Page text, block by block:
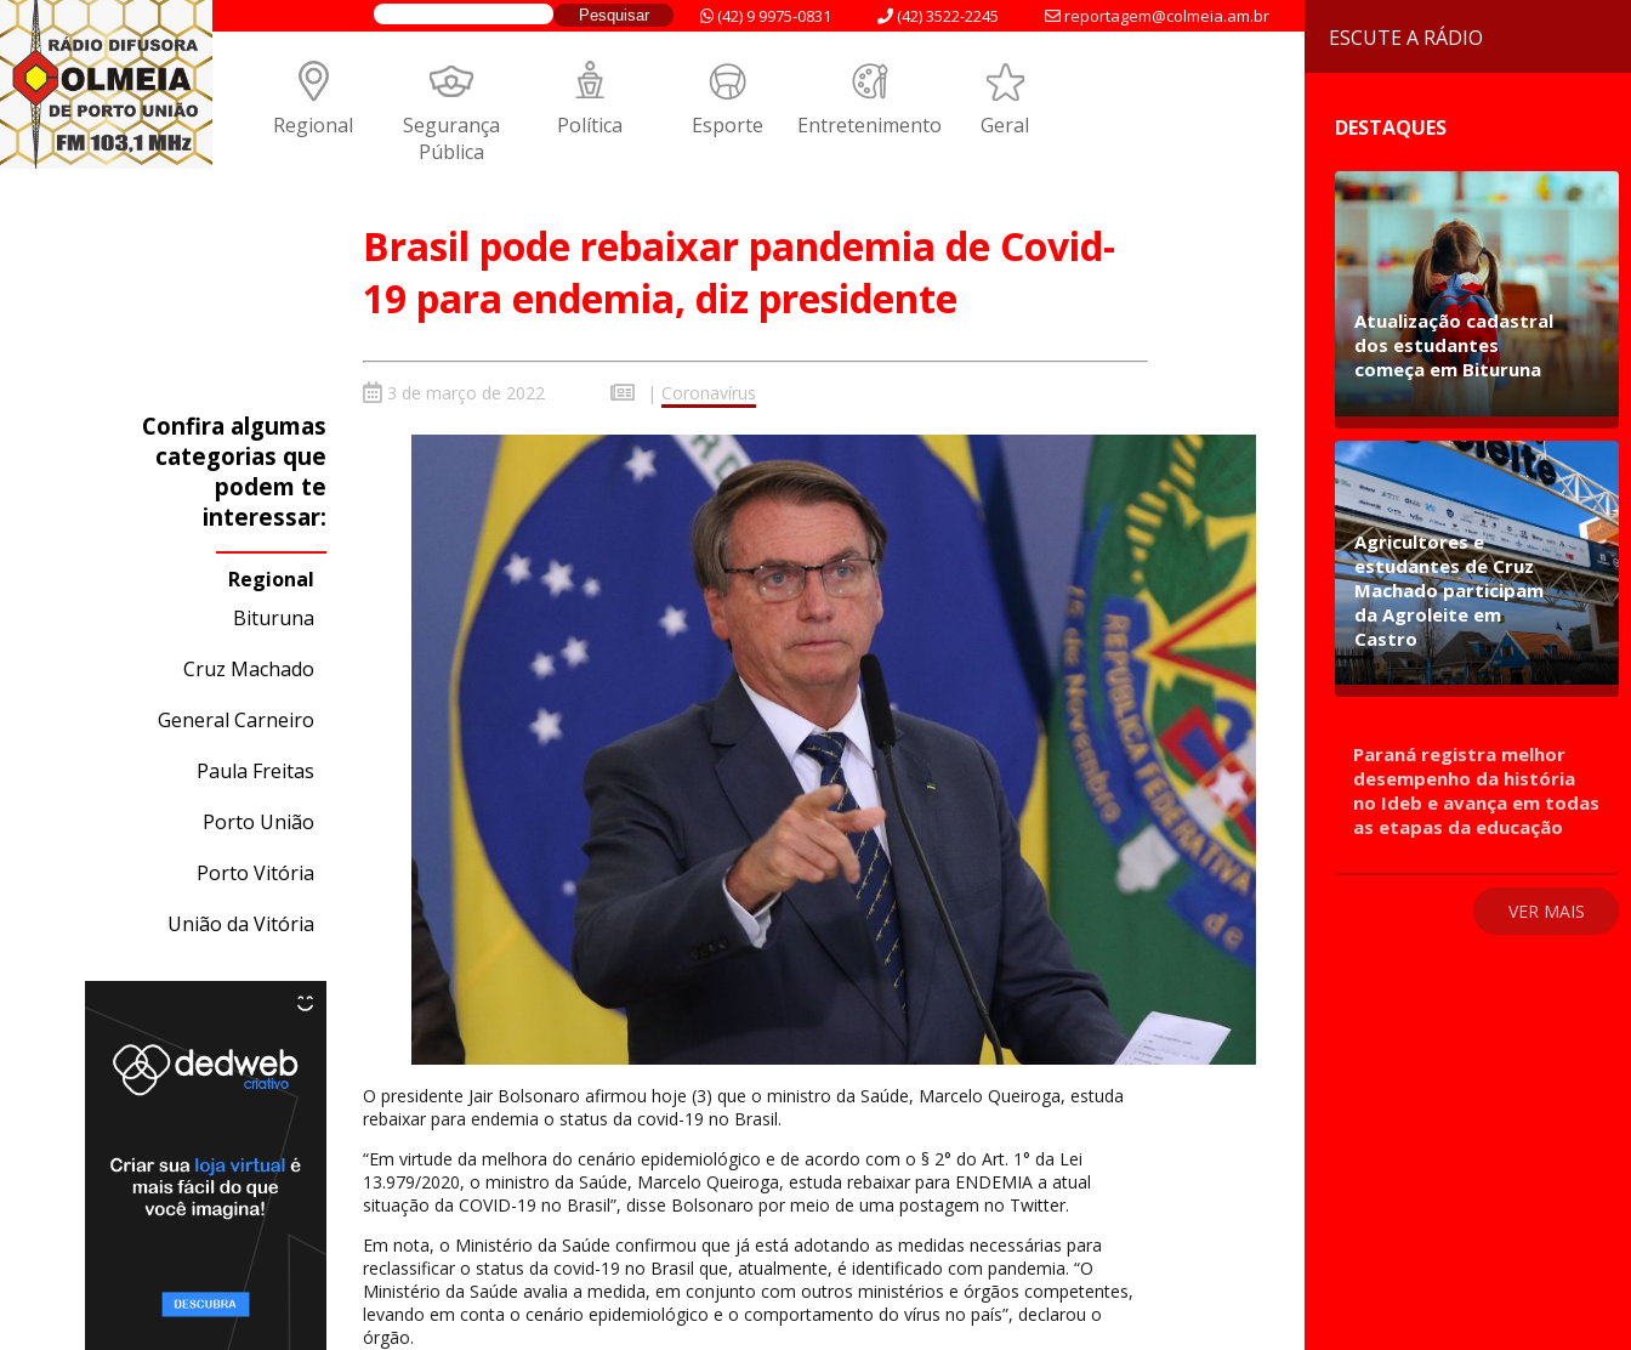
reportagem@colmeia.am.br
(42) 3522-2245
(42) 9 9975-0831
Regional Segurança
Pública
Política Esporte Entretenimento Geral
Brasil pode rebaixar pandemia de Covid-
19 para endemia, diz presidente
Confira algumas
categorias que
podem te
interessar:
Regional
Bituruna
Cruz Machado
General Carneiro
Paula Freitas
Porto União
Porto Vitória
União da Vitória
3 de março de 2022 | Coronavírus
O presidente Jair Bolsonaro afirmou hoje (3) que o ministro da Saúde, Marcelo Queiroga, estuda
rebaixar para endemia o status da covid-19 no Brasil.
“Em virtude da melhora do cenário epidemiológico e de acordo com o § 2° do Art. 1° da Lei
13.979/2020, o ministro da Saúde, Marcelo Queiroga, estuda rebaixar para ENDEMIA a atual
situação da COVID-19 no Brasil”, disse Bolsonaro por meio de uma postagem no Twitter.
Em nota, o Ministério da Saúde confirmou que já está adotando as medidas necessárias para
reclassificar o status da covid-19 no Brasil que, atualmente, é identificado com pandemia. “O
Ministério da Saúde avalia a medida, em conjunto com outros ministérios e órgãos competentes,
levando em conta o cenário epidemiológico e o comportamento do vírus no país”, declarou o
órgão.
ESCUTE A RÁDIO
DESTAQUES
Atualização cadastral
dos estudantes
começa em Bituruna
Agricultores e
estudantes de Cruz
Machado participam
da Agroleite em
Castro
Paraná registra melhor
desempenho da história
no Ideb e avança em todas
as etapas da educação
VER MAIS